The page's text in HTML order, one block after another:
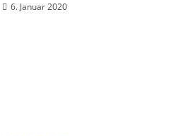
6. Januar 2020